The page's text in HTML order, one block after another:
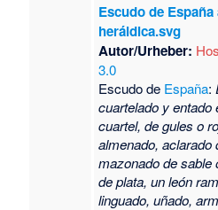
Escudo de
heráldica.svg
Autor/Urheber:
3.0
Escudo de España:
cuartelado y entado
cuartel, de gules o
almenado, aclarado
mazonado de sable
de plata, un león
linguado, uñado,